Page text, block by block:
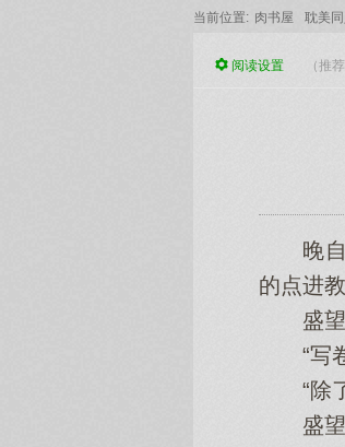
当前位置: 肉书屋 耽美同
阅读设置 （推
晚自
的点进
盛望收
“写卷
“除了
盛望